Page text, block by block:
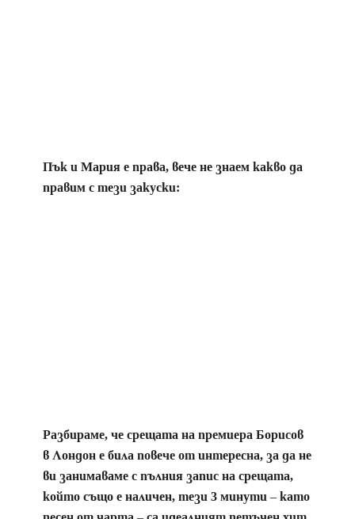
Пък и Мария е права, вече не знаем какво да
правим с тези закуски:
Разбираме, че срещата на премиера Борисов
в Лондон е била повече от интересна, за да не
ви занимаваме с пълния запис на срещата,
който също е наличен, тези 3 минути – като